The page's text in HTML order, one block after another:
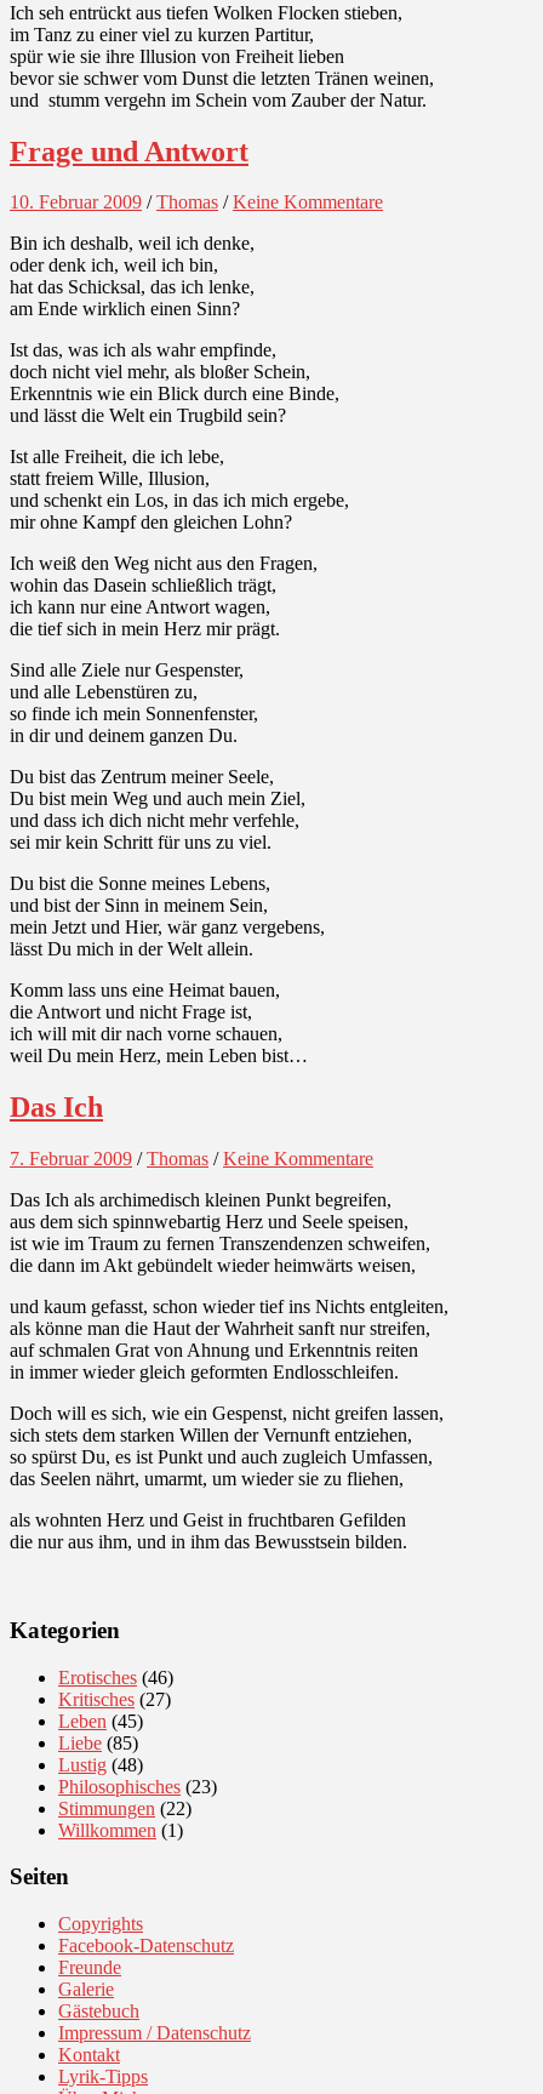
Ich seh entrückt aus tiefen Wolken Flocken stieben,
im Tanz zu einer viel zu kurzen Partitur,
spür wie sie ihre Illusion von Freiheit lieben
bevor sie schwer vom Dunst die letzten Tränen weinen,
und stumm vergehn im Schein vom Zauber der Natur.
Frage und Antwort
10. Februar 2009 /Thomas /Keine Kommentare
Bin ich deshalb, weil ich denke,
oder denk ich, weil ich bin,
hat das Schicksal, das ich lenke,
am Ende wirklich einen Sinn?
Ist das, was ich als wahr empfinde,
doch nicht viel mehr, als bloßer Schein,
Erkenntnis wie ein Blick durch eine Binde,
und lässt die Welt ein Trugbild sein?
Ist alle Freiheit, die ich lebe,
statt freiem Wille, Illusion,
und schenkt ein Los, in das ich mich ergebe,
mir ohne Kampf den gleichen Lohn?
Ich weiß den Weg nicht aus den Fragen,
wohin das Dasein schließlich trägt,
ich kann nur eine Antwort wagen,
die tief sich in mein Herz mir prägt.
Sind alle Ziele nur Gespenster,
und alle Lebenstüren zu,
so finde ich mein Sonnenfenster,
in dir und deinem ganzen Du.
Du bist das Zentrum meiner Seele,
Du bist mein Weg und auch mein Ziel,
und dass ich dich nicht mehr verfehle,
sei mir kein Schritt für uns zu viel.
Du bist die Sonne meines Lebens,
und bist der Sinn in meinem Sein,
mein Jetzt und Hier, wär ganz vergebens,
lässt Du mich in der Welt allein.
Komm lass uns eine Heimat bauen,
die Antwort und nicht Frage ist,
ich will mit dir nach vorne schauen,
weil Du mein Herz, mein Leben bist…
Das Ich
7. Februar 2009 /Thomas /Keine Kommentare
Das Ich als archimedisch kleinen Punkt begreifen,
aus dem sich spinnwebartig Herz und Seele speisen,
ist wie im Traum zu fernen Transzendenzen schweifen,
die dann im Akt gebündelt wieder heimwärts weisen,
und kaum gefasst, schon wieder tief ins Nichts entgleiten,
als könne man die Haut der Wahrheit sanft nur streifen,
auf schmalen Grat von Ahnung und Erkenntnis reiten
in immer wieder gleich geformten Endlosschleifen.
Doch will es sich, wie ein Gespenst, nicht greifen lassen,
sich stets dem starken Willen der Vernunft entziehen,
so spürst Du, es ist Punkt und auch zugleich Umfassen,
das Seelen nährt, umarmt, um wieder sie zu fliehen,
als wohnten Herz und Geist in fruchtbaren Gefilden
die nur aus ihm, und in ihm das Bewusstsein bilden.
Kategorien
Erotisches (46)
Kritisches (27)
Leben (45)
Liebe (85)
Lustig (48)
Philosophisches (23)
Stimmungen (22)
Willkommen (1)
Seiten
Copyrights
Facebook-Datenschutz
Freunde
Galerie
Gästebuch
Impressum / Datenschutz
Kontakt
Lyrik-Tipps